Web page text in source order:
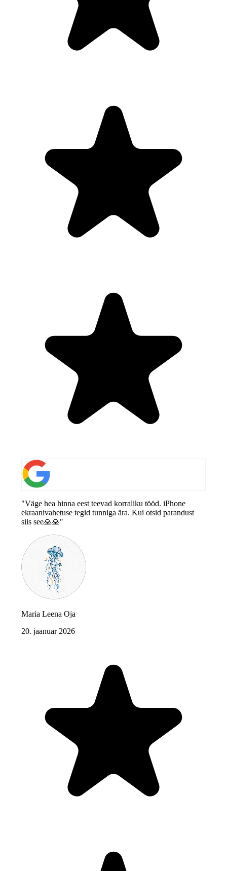
"Väge hea hinna eest teevad korraliku tööd. iPhone
ekraanivahetuse tegid tunniga ära. Kui otsid parandust
siis see🙏🙏"
Maria Leena Oja
20. jaanuar 2026